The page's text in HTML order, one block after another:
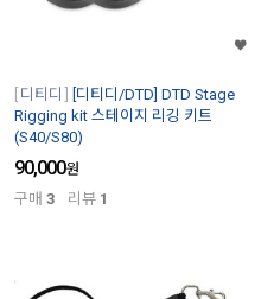
디티디
[디티디/DTD] DTD Stage
Rigging kit 스테이지 리깅 키트
(S40/S80)
90,000원
구매 3 리뷰 1